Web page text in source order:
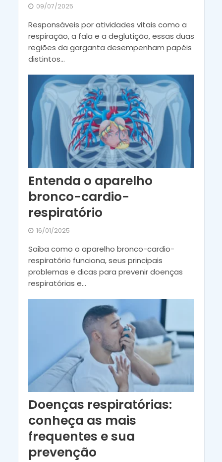
09/07/2025
Responsáveis por atividades vitais como a
respiração, a fala e a deglutição, essas duas
regiões da garganta desempenham papéis
distintos...
Entenda o aparelho
bronco-cardio-
respiratório
16/01/2025
Saiba como o aparelho bronco-cardio-
respiratório funciona, seus principais
problemas e dicas para prevenir doenças
respiratórias e...
Doenças respiratórias:
conheça as mais
frequentes e sua
prevenção